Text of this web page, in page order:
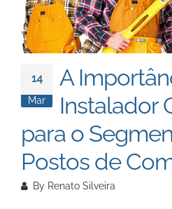
14
Mar
A
Instalador
para o
Postos de
By Renato Silveira